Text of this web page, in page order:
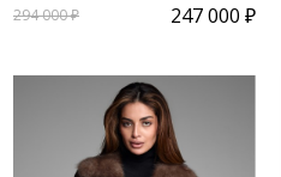
294 000 ₽
247 000 ₽